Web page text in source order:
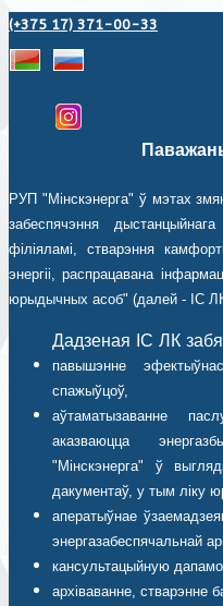
(+375 17) 371-00-33
РУП "Мінскэнерга" ў мэтах
забеспячэння
філіяламі, стварэння
энергіі, распрацавана
юрыдычных асоб" (далей - ІС
Дадзеная ІС ЛК
павышэнне
спажыўцоў,
аўтаматызаванне
аказваюцца
"Мінскэнерга" ў
дакументаў, у тым ліку
аператыўнае
энергазабеспячальнай
кансультацыйную
архіваванне, стварэнне